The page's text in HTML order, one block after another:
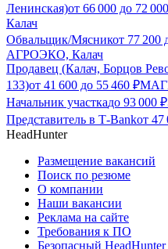
Ленинская)от 66 000 до 72 000
Калач
Обвальщик/Мясникот 77 200
АГРОЭКО, Калач
Продавец (Калач, Борцов
133)от 41 600 до 55 460 ₽
Начальник участкадо 93 000 ₽
Представитель в Т-Bankот 47
HeadHunter
Размещение вакансий
Поиск по резюме
О компании
Наши вакансии
Реклама на сайте
Требования к ПО
Безопасный HeadHunter